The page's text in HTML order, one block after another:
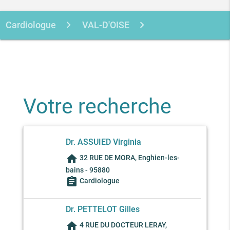
Cardiologue VAL-D'OISE
Votre recherche
Dr. ASSUIED Virginia
home 32 RUE DE MORA, Enghien-les-
bains - 95880
assignment Cardiologue
Dr. PETTELOT Gilles
home 4 RUE DU DOCTEUR LERAY,